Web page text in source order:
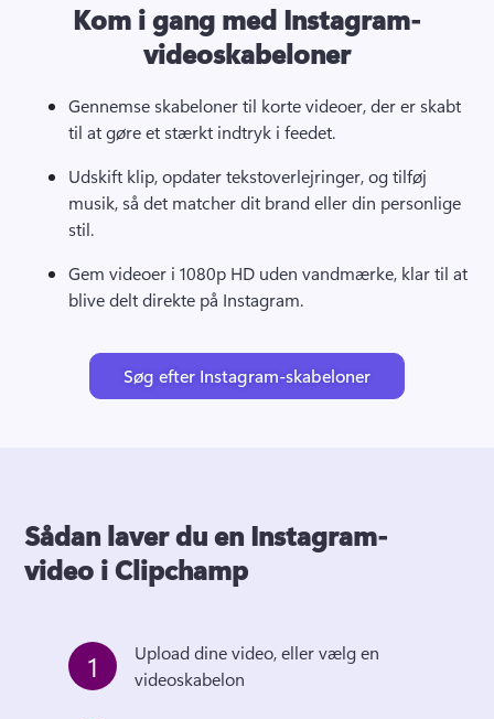
Kom i gang med Instagram-
videoskabeloner
Gennemse skabeloner til korte videoer, der er skabt
til at gøre et stærkt indtryk i feedet.
Udskift klip, opdater tekstoverlejringer, og tilføj
musik, så det matcher dit brand eller din personlige
stil.
Gem videoer i 1080p HD uden vandmærke, klar til at
blive delt direkte på Instagram.
Søg efter Instagram-skabeloner
Sådan laver du en Instagram-
video i Clipchamp
1
Upload dine video, eller vælg en
videoskabelon